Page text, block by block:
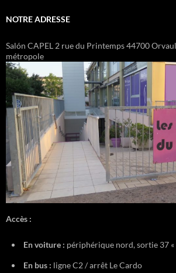
NOTRE ADRESSE
Salón CAPEL 2 rue du Printemps 44700
métropole
Accès :
En voiture : périphérique nord, sortie 37 «
En bus : ligne C2 / arrêt Le Cardo